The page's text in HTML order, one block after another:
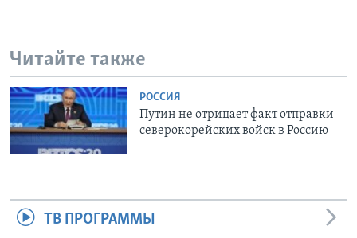
Читайте также
РОССИЯ
Путин не отрицает факт отправки
северокорейских войск в Россию
ТВ ПРОГРАММЫ